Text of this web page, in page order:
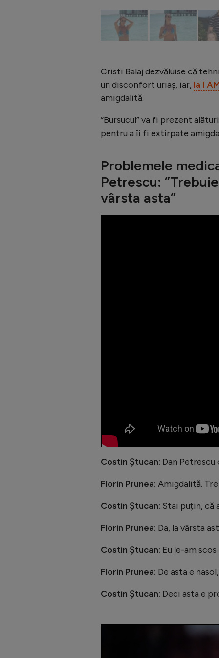
Cristi Balaj dezvăluise că
un disconfort uriaș, iar, la I
amigdalită.
”Bursucul” va fi prezent
pentru a îi fi extirpate
Problemele
Petrescu:
vârsta asta”
Costin Ștucan: Dan
Florin Prunea: Amigdalită.
Costin Ștucan: Stai puțin, că
Florin Prunea: Da, la vârsta
Costin Ștucan: Eu le-am
Florin Prunea: De asta e
Costin Ștucan: Deci asta e